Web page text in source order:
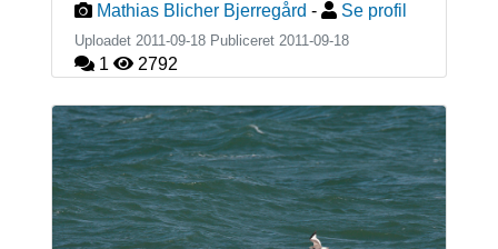
Mathias Blicher Bjerregård - Se profil
Uploadet 2011-09-18 Publiceret 2011-09-18
1 2792